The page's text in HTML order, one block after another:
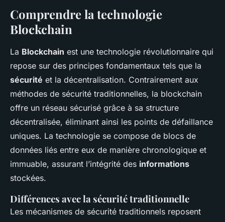
Comprendre la technologie
Blockchain
La Blockchain est une technologie révolutionnaire qui
repose sur des principes fondamentaux tels que la
sécurité et la décentralisation. Contrairement aux
méthodes de sécurité traditionnelles, la blockchain
offre un réseau sécurisé grâce à sa structure
décentralisée, éliminant ainsi les points de défaillance
uniques. La technologie se compose de blocs de
données liés entre eux de manière chronologique et
immuable, assurant l’intégrité des informations
stockées.
Différences avec la sécurité traditionnelle
Les mécanismes de sécurité traditionnels reposent